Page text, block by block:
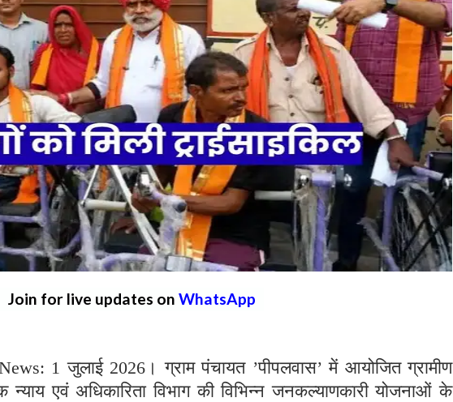
Join for live updates on WhatsApp
1 जुलाई 2026। ग्राम पंचायत ’पीपलवास’ में आयोजित ग्रामीण
न्याय एवं अधिकारिता विभाग की विभिन्न जनकल्याणकारी योजनाओं के